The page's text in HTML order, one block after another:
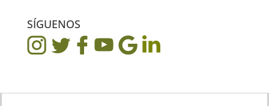
SÍGUENOS